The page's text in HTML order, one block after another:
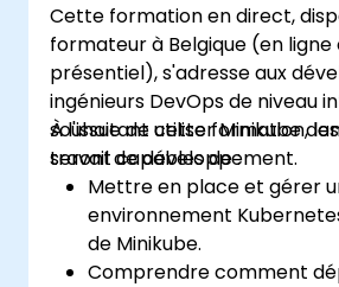
Cette formation en direct,
formateur à Belgique (en ligne
présentiel), s'adresse aux
ingénieurs DevOps de niveau
souhaitant utiliser Minikube
travail de développement.
À l'issue de cette formation,
seront capables de :
Mettre en place et gérer
environnement
de Minikube.
Comprendre comment